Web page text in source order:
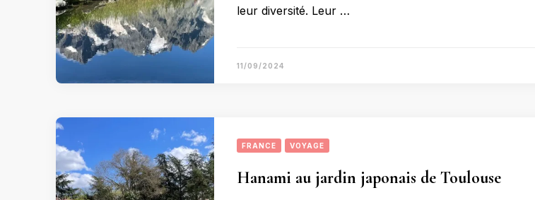
leur diversité. Leur …
11/09/2024
FRANCE VOYAGE
Hanami au jardin japonais de Toulouse